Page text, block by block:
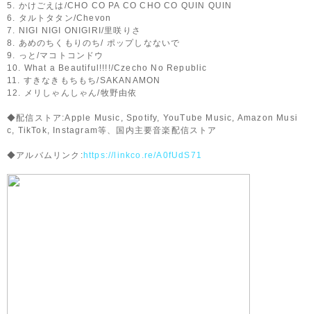
5. かけごえは/CHO CO PA CO CHO CO QUIN QUIN
6. タルトタタン/Chevon
7. NIGI NIGI ONIGIRI/里咲りさ
8. あめのちくもりのち/ ポップしなないで
9. っと/マコトコンドウ
10. What a Beautiful!!!!/Czecho No Republic
11. すきなきもちもち/SAKANAMON
12. メリしゃんしゃん/牧野由依
◆配信ストア:Apple Music, Spotify, YouTube Music, Amazon Musi
c, TikTok, Instagram等、国内主要音楽配信ストア
◆アルバムリンク: https://linkco.re/A0fUdS71